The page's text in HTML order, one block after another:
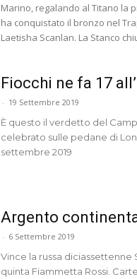
Marino, regalando al Titano la
ha conquistato il bronzo nel
Laetisha Scanlan. La Stanco
Fiocchi ne fa 17
- 19 Settembre 2019
È questo il verdetto del
celebrato sulle pedane di
settembre 2019
Argento
- 6 Settembre 2019
Vince la russa
quinta Fiammetta Rossi.